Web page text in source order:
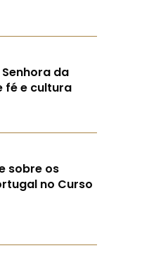
da
fé e cultura
sobre os
no Curso